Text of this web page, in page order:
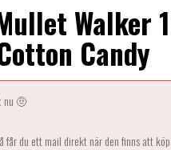
Walker
Candy
nu 🤨
får du ett mail direkt när den finns att